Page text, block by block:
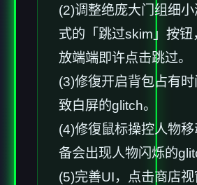
(2)调整绝庞大门组细
式的「跳过skim」按钮
放端端即许点击跳过。
(3)修復开启背包占有
致白屏的glitch。
(4)修復鼠标操控人物
备会出现人物闪烁的
(5)完善UI，点击商店